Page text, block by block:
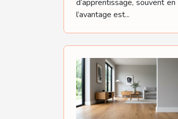
d’apprentissage, souvent
l’avantage est...